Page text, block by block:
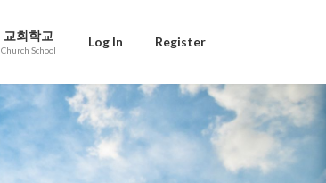
교회학교
Church School
Log In Register